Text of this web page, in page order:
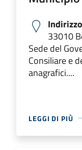
Indirizzo
33010
Sede del
Consiliare e
anagrafici....
LEGGI DI PIÙ